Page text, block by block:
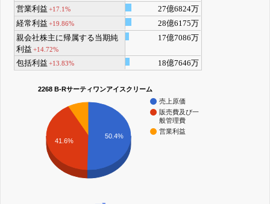
営業利益 +17.1%
27億6824万
経常利益 +19.86%
28億6175万
親会社株主に帰属する当期純
利益 +14.72%
17億7086万
包括利益 +13.83% 18億7646万
2268 B-Rサーティワンアイスクリーム
売上原価
販売費及び一
般管理費
営業利益
41.6%
50.4%